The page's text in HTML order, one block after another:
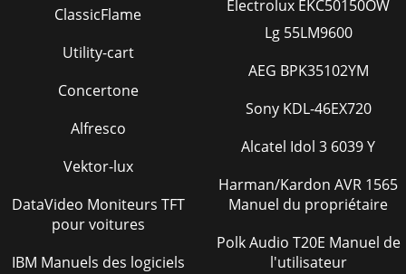
ClassicFlame
Utility-cart
Concertone
Alfresco
Vektor-lux
DataVideo Moniteurs TFT
pour voitures
IBM Manuels des logiciels
Electrolux EKC50150OW
Lg 55LM9600
AEG BPK35102YM
Sony KDL-46EX720
Alcatel Idol 3 6039 Y
Harman/Kardon AVR 1565
Manuel du propriétaire
Polk Audio T20E Manuel de
l'utilisateur